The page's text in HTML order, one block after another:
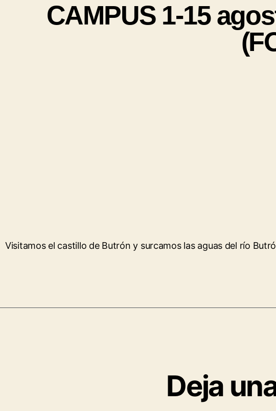
CAMPUS 1-15
Visitamos el castillo de Butrón y surcamos las aguas del río
Deja